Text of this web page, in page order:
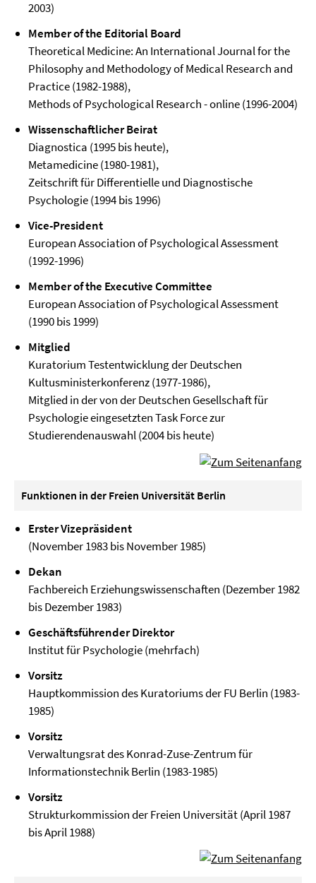
2003)
Member of the Editorial Board
Theoretical Medicine: An International Journal for the
Philosophy and Methodology of Medical Research and
Practice (1982-1988),
Methods of Psychological Research - online (1996-2004)
Wissenschaftlicher Beirat
Diagnostica (1995 bis heute),
Metamedicine (1980-1981),
Zeitschrift für Differentielle und Diagnostische
Psychologie (1994 bis 1996)
Vice-President
European Association of Psychological Assessment
(1992-1996)
Member of the Executive Committee
European Association of Psychological Assessment
(1990 bis 1999)
Mitglied
Kuratorium Testentwicklung der Deutschen
Kultusministerkonferenz (1977-1986),
Mitglied in der von der Deutschen Gesellschaft für
Psychologie eingesetzten Task Force zur
Studierendenauswahl (2004 bis heute)
Funktionen in der Freien Universität Berlin
Erster Vizepräsident
(November 1983 bis November 1985)
Dekan
Fachbereich Erziehungswissenschaften (Dezember 1982
bis Dezember 1983)
Geschäftsführender Direktor
Institut für Psychologie (mehrfach)
Vorsitz
Hauptkommission des Kuratoriums der FU Berlin (1983-
1985)
Vorsitz
Verwaltungsrat des Konrad-Zuse-Zentrum für
Informationstechnik Berlin (1983-1985)
Vorsitz
Strukturkommission der Freien Universität (April 1987
bis April 1988)